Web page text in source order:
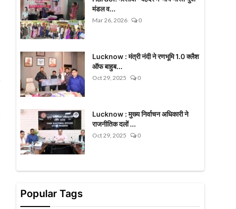
मंडल व...
Mar 26, 2026 0
Lucknow : मंत्री नंदी ने रणभूमि 1.0 क्लैश
ऑफ बाहुब...
Oct 29, 2025 0
Lucknow : मुख्य निर्वाचन अधिकारी ने
राजनीतिक दलों ...
Oct 29, 2025 0
Popular Tags